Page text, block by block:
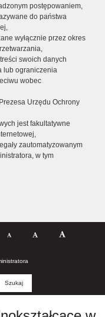
postępowaniem,
do państwa
wyłącznie przez okres
swoich danych
lub ograniczenia
wobec
Urzędu Ochrony
jest fakultatywne
zautomatyzowanym
w tym